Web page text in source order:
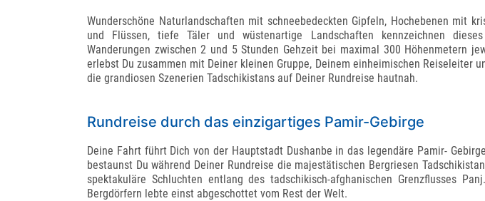
Wunderschöne Naturlandschaften mit schneebedeckten Gipfeln, Hochebenen mit
und Flüssen, tiefe Täler und wüstenartige Landschaften kennzeichnen
Wanderungen zwischen 2 und 5 Stunden Gehzeit bei maximal 300 Höhenmetern
erlebst Du zusammen mit Deiner kleinen Gruppe, Deinem einheimischen Reiseleiter
die grandiosen Szenerien Tadschikistans auf Deiner Rundreise hautnah.
Rundreise durch das einzigartiges Pamir-Gebirge
Deine Fahrt führt Dich von der Hauptstadt Dushanbe in das legendäre Pamir-
bestaunst Du während Deiner Rundreise die majestätischen Bergriesen
spektakuläre Schluchten entlang des tadschikisch-afghanischen Grenzflusses
Bergdörfern lebte einst abgeschottet vom Rest der Welt.